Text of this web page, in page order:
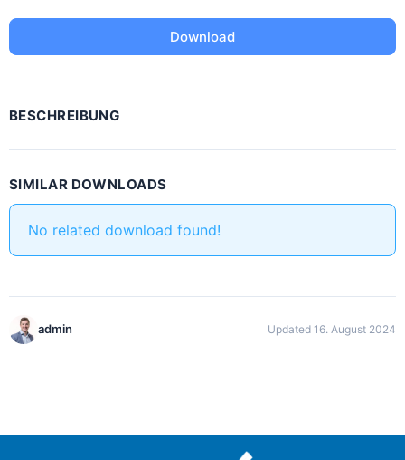
Download
BESCHREIBUNG
SIMILAR DOWNLOADS
No related download found!
admin Updated 16. August 2024